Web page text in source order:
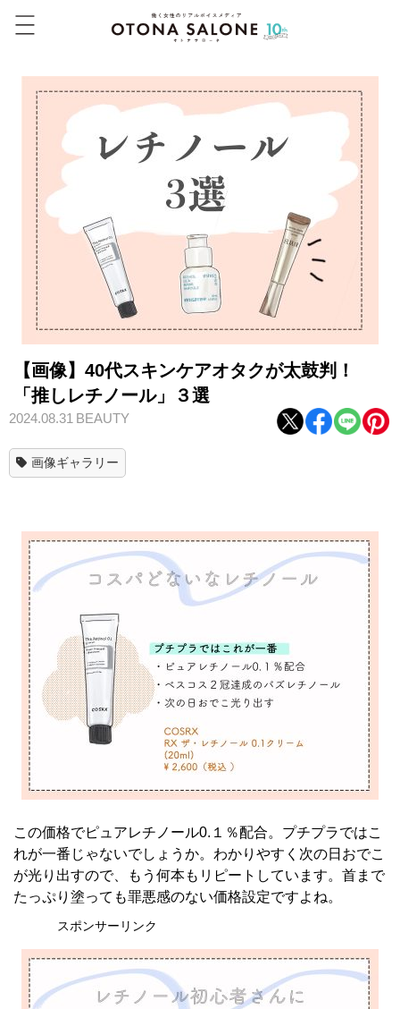
【画像】40代スキンケアオタクが太鼓判！
「推しレチノール」３選
2024.08.31 BEAUTY
画像ギャラリー
この価格でピュアレチノール0.１％配合。プチプラではこ
れが一番じゃないでしょうか。わかりやすく次の日おでこ
が光り出すので、もう何本もリピートしています。首まで
たっぷり塗っても罪悪感のない価格設定ですよね。
スポンサーリンク